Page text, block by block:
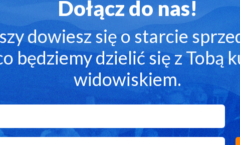
Dołącz do nas!
dowiesz się o starcie
będziemy dzielić się z Tobą
widowiskiem.